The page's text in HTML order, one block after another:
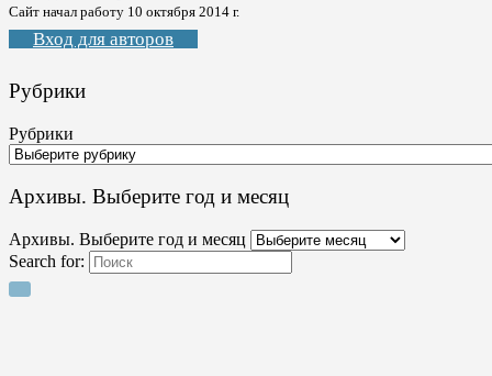
Сайт начал работу 10 октября 2014 г.
Вход для авторов
Рубрики
Рубрики
Архивы. Выберите год и месяц
Архивы. Выберите год и месяц
Search for: